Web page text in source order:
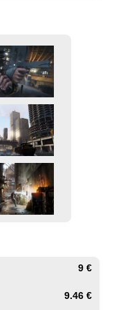
9 €
9.46 €